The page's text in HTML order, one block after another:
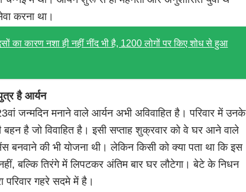
करना था।
का कारण नशा ही नहीं नींद भी है, 1200 लोगों पर किए शोध से हुआ
है आर्यन
जन्मदिन मनाने वाले आर्यन अभी अविवाहित है। परिवार में उनके
है जो विवाहित है। इसी सप्ताह शुक्रवार को वे घर आने वाले
बनवाने की भी योजना थी। लेकिन किसी को क्या पता था कि इस
बल्कि तिरंगे में लिपटकर अंतिम बार घर लौटेगा। बेटे के निधन
परिवार गहरे सदमे में है।